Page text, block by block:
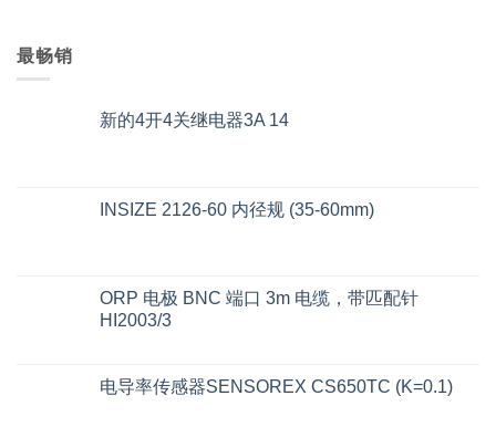
最畅销
新的4开4关继电器3A 14
INSIZE 2126-60 内径规 (35-60mm)
ORP 电极 BNC 端口 3m 电缆，带匹配针
HI2003/3
电导率传感器SENSOREX CS650TC (K=0.1)